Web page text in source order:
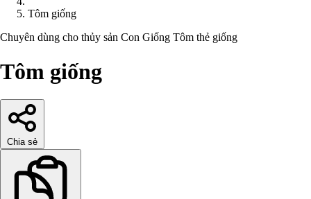
Tôm giống
Chuyên dùng cho thủy sản Con Giống Tôm thẻ giống
Tôm giống
Chia sẻ